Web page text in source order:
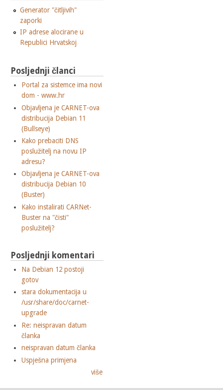
Generator "čitljivih"
zaporki
IP adrese alocirane u
Republici Hrvatskoj
Posljednji članci
Portal za sistemce ima novi
dom - www.hr
Objavljena je CARNET-ova
distribucija Debian 11
(Bullseye)
Kako prebaciti DNS
poslužitelj na novu IP
adresu?
Objavljena je CARNET-ova
distribucija Debian 10
(Buster)
Kako instalirati CARNet-
Buster na "čisti"
poslužitelj?
Posljednji komentari
Na Debian 12 postoji
gotov
stara dokumentacija u
/usr/share/doc/carnet-
upgrade
Re: neispravan datum
članka
neispravan datum članka
Uspješna primjena
više